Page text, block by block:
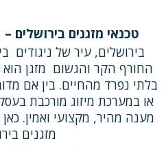
טכנאי מזגנים בירושלים
בירושלים, עיר של ניגודים
החורף הקר והגשום מזגן
בלתי נפרד מהחיים. בין אם
או במערכת מיזוג מורכבת
מענה מהיר, מקצועי ואמין.
מזגנים